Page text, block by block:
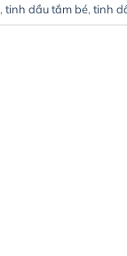
, tinh dầu tắm bé, tinh